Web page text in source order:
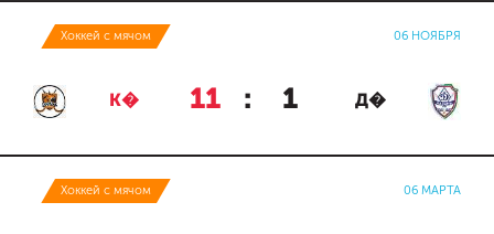
Хоккей с мячом 06 НОЯБРЯ
К� 11 : 1 Д�
Хоккей с мячом 06 МАРТА